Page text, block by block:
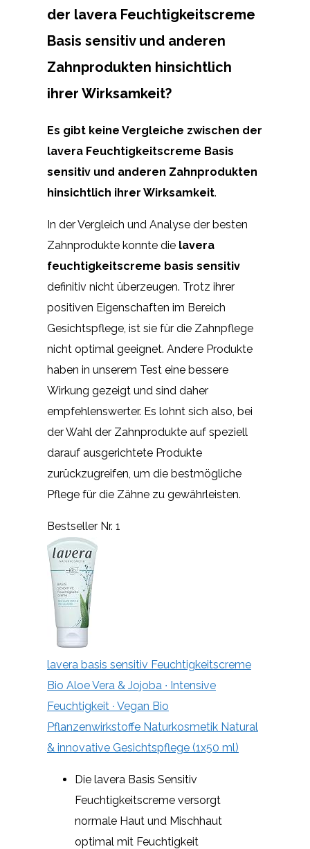
der lavera Feuchtigkeitscreme
Basis sensitiv und anderen
Zahnprodukten hinsichtlich
ihrer Wirksamkeit?
Es gibt keine Vergleiche zwischen der
lavera Feuchtigkeitscreme Basis
sensitiv und anderen Zahnprodukten
hinsichtlich ihrer Wirksamkeit.
In der Vergleich und Analyse der besten
Zahnprodukte konnte die lavera
feuchtigkeitscreme basis sensitiv
definitiv nicht überzeugen. Trotz ihrer
positiven Eigenschaften im Bereich
Gesichtspflege, ist sie für die Zahnpflege
nicht optimal geeignet. Andere Produkte
haben in unserem Test eine bessere
Wirkung gezeigt und sind daher
empfehlenswerter. Es lohnt sich also, bei
der Wahl der Zahnprodukte auf speziell
darauf ausgerichtete Produkte
zurückzugreifen, um die bestmögliche
Pflege für die Zähne zu gewährleisten.
Bestseller Nr. 1
lavera basis sensitiv Feuchtigkeitscreme
Bio Aloe Vera & Jojoba ∙ Intensive
Feuchtigkeit ∙ Vegan Bio
Pflanzenwirkstoffe Naturkosmetik Natural
& innovative Gesichtspflege (1x50 ml)
Die lavera Basis Sensitiv
Feuchtigkeitscreme versorgt
normale Haut und Mischhaut
optimal mit Feuchtigkeit